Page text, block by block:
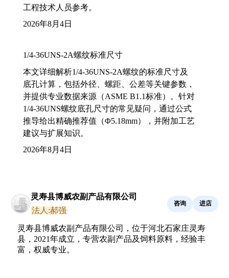
工程技术人员参考。
2026年8月4日
1/4-36UNS-2A螺纹标准尺寸
本文详细解析1/4-36UNS-2A螺纹的标准尺寸及
底孔计算，包括外径、螺距、公差等关键参数，
并提供专业数据来源（ASME B1.1标准）。针对
1/4-36UNS螺纹底孔尺寸的常见疑问，通过公式
推导给出精确推荐值（Φ5.18mm），并附加工艺
建议与扩展知识。
2026年8月4日
灵寿县博威农副产品有限公司
法人:郝强
咨询 进店
灵寿县博威农副产品有限公司，位于河北石家庄灵寿
县，2021年成立，专营农副产品及饲料原料，经验丰
富，权威专业。